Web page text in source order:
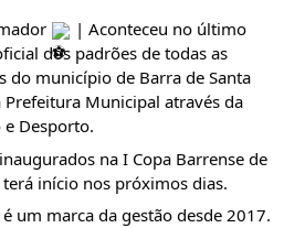
| Aconteceu no último
dos padrões de todas as
do município de Barra de Santa
Prefeitura Municipal através da
e Desporto.
na I Copa Barrense de
início nos próximos dias.
um marca da gestão desde 2017.